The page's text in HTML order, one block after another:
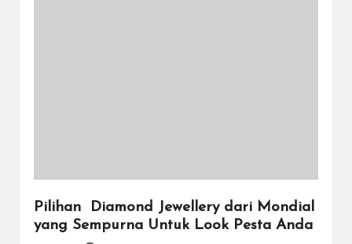
Pilihan Diamond Jewellery dari Mondial
yang Sempurna Untuk Look Pesta Anda